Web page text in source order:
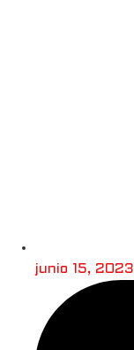
junio 15, 2023